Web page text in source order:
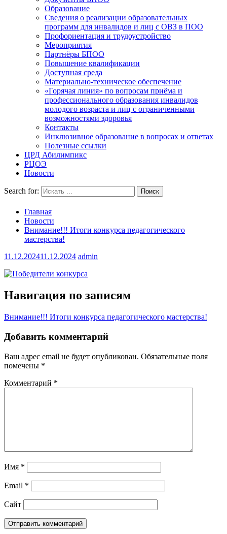
Образование
Сведения о реализации образовательных
программ для инвалидов и лиц с ОВЗ в ПОО
Профориентация и трудоустройство
Мероприятия
Партнёры БПОО
Повышение квалификации
Доступная среда
Материально-техническое обеспечение
«Горячая линия» по вопросам приёма и
профессионального образования инвалидов
молодого возраста и лиц с ограниченными
возможностями здоровья
Контакты
Инклюзивное образование в вопросах и ответах
Полезные ссылки
ЦРД Абилимпикс
РЦОЭ
Новости
Search for:
Главная
Новости
Внимание!!! Итоги конкурса педагогического
мастерства!
11.12.202411.12.2024 admin
Навигация по записям
Внимание!!! Итоги конкурса педагогического мастерства!
Добавить комментарий
Ваш адрес email не будет опубликован. Обязательные поля
помечены *
Комментарий *
Имя *
Email *
Сайт